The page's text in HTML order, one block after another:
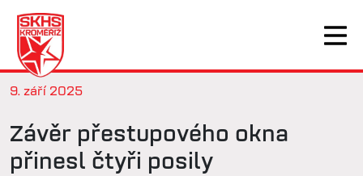
9. září 2025
Závěr přestupového okna
přinesl čtyři posily